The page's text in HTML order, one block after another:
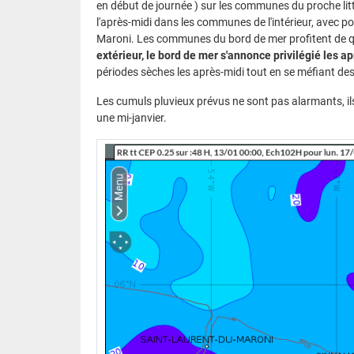
en début de journée ) sur les communes du proche
l'après-midi dans les communes de l'intérieur, avec
Maroni. Les communes du bord de mer profitent de
extérieur, le bord de mer s'annonce privilégié les
périodes sèches les après-midi tout en se méfiant
Les cumuls pluvieux prévus ne sont pas alarmants,
une mi-janvier.